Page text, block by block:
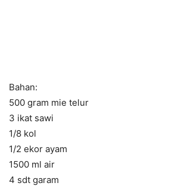
Bahan:
500 gram mie telur
3 ikat sawi
1/8 kol
1/2 ekor ayam
1500 ml air
4 sdt garam